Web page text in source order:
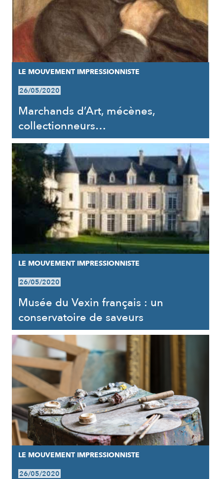
LE MOUVEMENT IMPRESSIONNISTE
26/05/2020
Marchands d’Art, mécènes,
collectionneurs…
LE MOUVEMENT IMPRESSIONNISTE
26/05/2020
Musée du Vexin français : un
conservatoire de saveurs
LE MOUVEMENT IMPRESSIONNISTE
26/05/2020